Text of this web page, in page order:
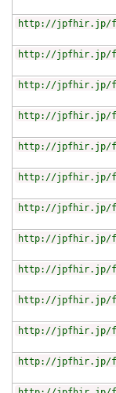
http://jpfhir.jp/fhir/
http://jpfhir.jp/fhir/
http://jpfhir.jp/fhir/
http://jpfhir.jp/fhir/
http://jpfhir.jp/fhir/
http://jpfhir.jp/fhir/
http://jpfhir.jp/fhir/
http://jpfhir.jp/fhir/
http://jpfhir.jp/fhir/
http://jpfhir.jp/fhir/
http://jpfhir.jp/fhir/
http://jpfhir.jp/fhir/